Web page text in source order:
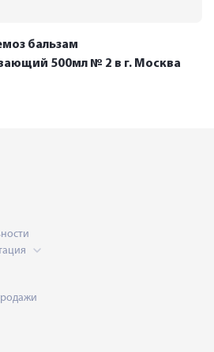
бальзам
500мл № 2 в г. Москва